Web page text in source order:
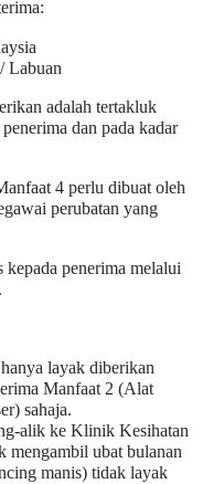
Labuan
adalah tertakluk
dan pada kadar
4 perlu dibuat oleh
perubatan yang
kepada penerima melalui
layak diberikan
Manfaat 2 (Alat
sahaja.
alik ke Klinik Kesihatan
mengambil ubat bulanan
manis) tidak layak